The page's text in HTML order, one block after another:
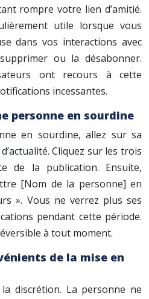
rompre votre lien d’amitié.
utile lorsque vous
dans vos interactions avec
ou la désabonner.
ont recours à cette
incessantes.
personne en sourdine
en sourdine, allez sur sa
Cliquez sur les trois
de la publication. Ensuite,
[Nom de la personne] en
». Vous ne verrez plus ses
pendant cette période.
à tout moment.
de la mise en
discrétion. La personne ne